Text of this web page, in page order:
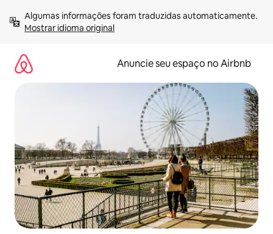
para
Mostrar idioma original
Anuncie seu espaço no Airbnb